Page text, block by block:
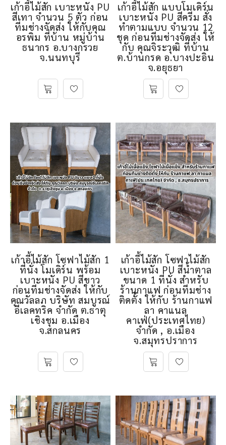
เก้าอี้ไม้สัก เบาะหนัง PU
สีเทา จำนวน 5 ตัว ก่อน
ทีมช่างจัดส่ง ให้กับคุณ
อรพิม ที่บ้าน หมู่บ้าน
ธนากร อ.บางกรวย
จ.นนทบุรี
เก้าอี้ไม้สัก แบบโมเดิร์น
เบาะหนัง PU สีครีม สั่ง
ทำตามแบบ จำนวน 12
ชุด ก่อนทีมช่างจัดส่ง ให้
กับ คุณจิระวุฒิ ที่บ้าน
ต.บ้านกรด อ.บางปะอิน
จ.อยุธยา
เก้าอี้ไม้สัก โซฟาไม้สัก 1
ที่นั่ง โมเดิร์น พร้อม
เบาะหนัง PU สีขาว
ก่อนทีมช่างจัดส่ง ให้กับ
คุณวัลลภ บริษัท สมบูรณ์
อีเลคทริค จํากัด ต.ธาตุ
เชิงชุม อ.เมือง
จ.สกลนคร
เก้าอี้ไม้สัก โซฟาไม้สัก
เบาะหนัง PU สีน้ำตาล
ขนาด 1 ที่นั่ง สำหรับ
ร้านกาแฟ ก่อนทีมช่าง
ติดตั้ง ให้กับ ร้านกาแฟ
ลา คาแนล
คาเฟ่(ประเทศไทย)
จำกัด , อ.เมือง
จ.สมุทรปราการ